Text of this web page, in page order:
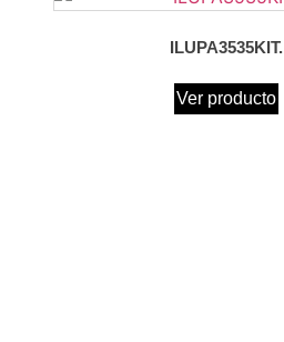
ILUPA3535KIT.
Ver producto